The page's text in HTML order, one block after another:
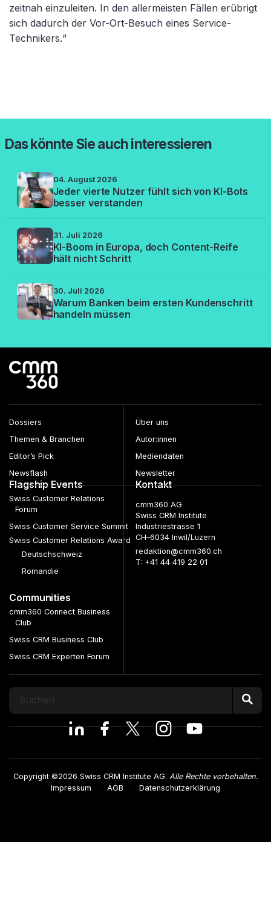
zeitnah einzuleiten. In den allermeisten Fällen erübrigt
sich dadurch der Vor-Ort-Besuch eines Service-
Technikers.“
Das könnte Sie auch interessieren
04. August 2026
Jeder vierte Nutzer fühlt sich von KI-Bots
besser verstanden
31. Juli 2026
KI-Boom in Europa, doch Content-Reife
hält nicht Schritt
30. Juli 2026
Warum Banken beim ersten Kundenschritt
handeln müssen
Dossiers
Themen & Branchen
Editor’s Pick
Newsflash
Über uns
Autor:innen
Mediendaten
Newsletter
Flagship Events
Swiss Customer Relations
Forum
Swiss Customer Service Summit
Swiss Customer Relations Award
Deutschschweiz
Romandie
Communities
cmm360 Connect Business
Club
Swiss CRM Business Club
Swiss CRM Experten Forum
Kontakt
cmm360 AG
Swiss CRM Institute
Industriestrasse 1
CH–6034 Inwil/Luzern
redaktion@cmm360.ch
T: +41 44 419 22 01
Copyright ©2026 Swiss CRM Institute AG. Alle Rechte vorbehalten.
Impressum
AGB Datenschutzerklärung